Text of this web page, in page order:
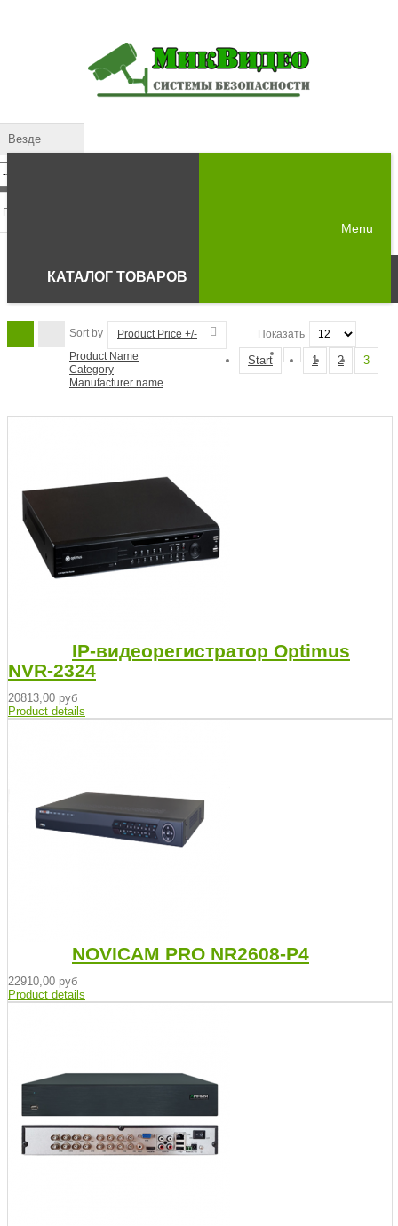
Везде
КАТАЛОГ ТОВАРОВ
Menu
Sort by
Product Price +/-
Product Name
Category
Manufacturer name
Показать
Start 1 2 3
IP-видеорегистратор Optimus
NVR-2324
20813,00 руб
Product details
NOVICAM PRO NR2608-P4
22910,00 руб
Product details